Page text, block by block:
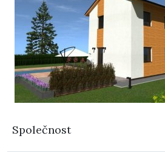
Společnost